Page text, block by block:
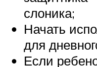
слоника;
Начать
для
Если